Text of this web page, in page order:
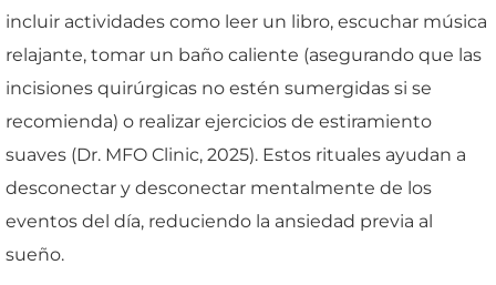
incluir actividades como leer un libro, escuchar música
relajante, tomar un baño caliente (asegurando que las
incisiones quirúrgicas no estén sumergidas si se
recomienda) o realizar ejercicios de estiramiento
suaves (Dr. MFO Clinic, 2025). Estos rituales ayudan a
desconectar y desconectar mentalmente de los
eventos del día, reduciendo la ansiedad previa al
sueño.